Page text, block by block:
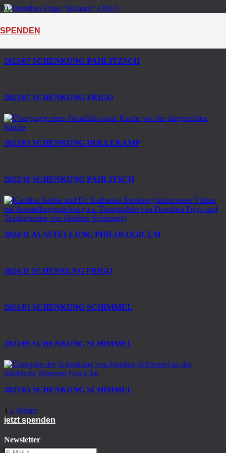
SPENDEN
2025/07 SCHENKUNG PAHLITZSCH
2025/07 SCHENKUNG FRIGO
2022/03 SCHENKUNG HOLLEKAMP
2022/10 SCHENKUNG PAHLITSCH
2024/11 AUSSTELLUNG PHILOLOGICUM
2024/11 SCHENKUNG FRIGO
2021/01 SCHENKUNG SCHIMMEL
2021/09 SCHENKUNG SCHIMMEL
2021/05 SCHENKUNG SCHIMMEL
1 2 Weiter
jetzt spenden
Newsletter